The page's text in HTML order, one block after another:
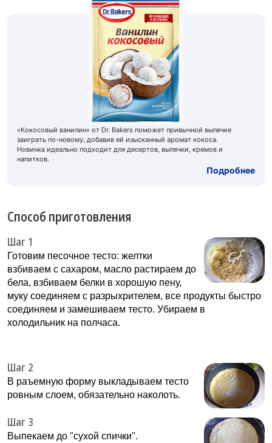
«Кокосовый ванилин» от Dr. Bakers поможет привычной выпечке
заиграть по-новому, добавив ей изысканный аромат кокоса.
Новинка идеально подходит для десертов, выпечки, кремов и
напитков.
Подробнее
Способ приготовления
Шаг 1
Готовим песочное тесто: желтки
взбиваем с сахаром, масло растираем до
бела, взбиваем белки в хорошую пену,
муку соединяем с разрыхрителем, все продукты быстро
соединяем и замешиваем тесто. Убираем в
холодильник на полчаса.
Шаг 2
В раъемную форму выкладываем тесто
ровным слоем, обязательно наколоть.
Шаг 3
Выпекаем до "сухой спички".